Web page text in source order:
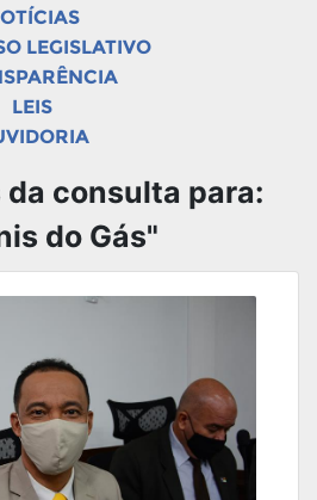
LEGISLATIVO
LEIS
da consulta para:
do Gás"